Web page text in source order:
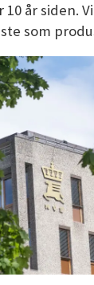
år siden.
som